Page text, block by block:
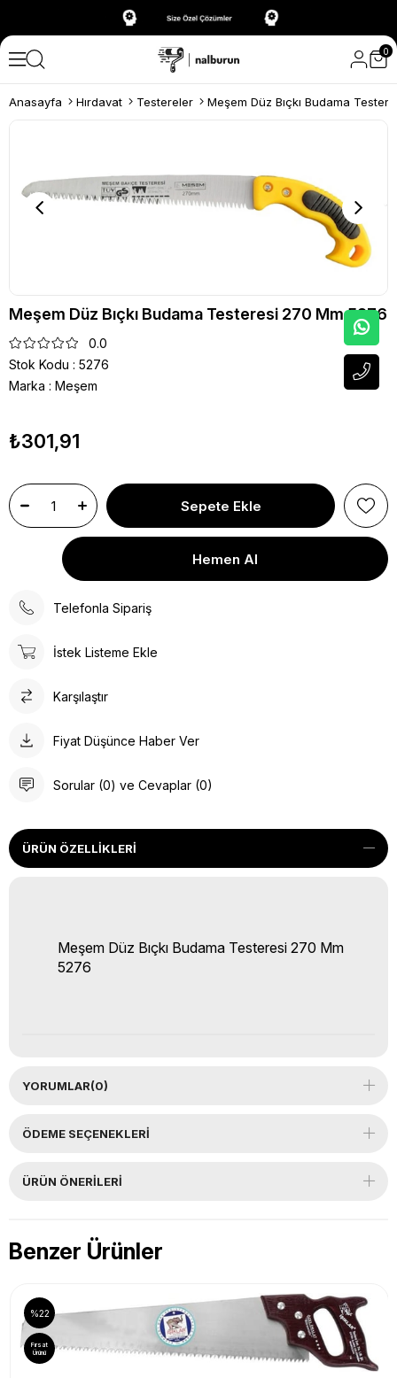
0
Anasayfa Hırdavat Testereler Meşem Düz Bıçkı Budama
Meşem Düz Bıçkı Budama Testeresi 270 Mm 5276
0.0
Stok Kodu
5276
Marka : Meşem
₺301,91
Telefonla Sipariş
İstek Listeme Ekle
Karşılaştır
Fiyat Düşünce Haber Ver
Sorular (0) ve Cevaplar (0)
ÜRÜN ÖZELLIKLERI
Meşem Düz Bıçkı Budama Testeresi 270 Mm
5276
YORUMLAR(0)
ÖDEME SEÇENEKLERI
ÜRÜN ÖNERILERI
Benzer Ürünler
%22
Fırsat
Ürünü